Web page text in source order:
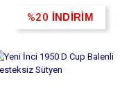
%20 İNDİRİM